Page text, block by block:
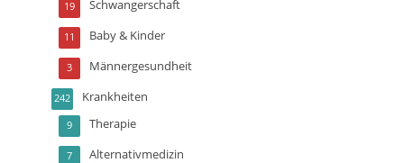
Schwangerschaft
19
Baby & Kinder
11
Männergesundheit
3
Krankheiten
242
Therapie
9
Alternativmedizin
7